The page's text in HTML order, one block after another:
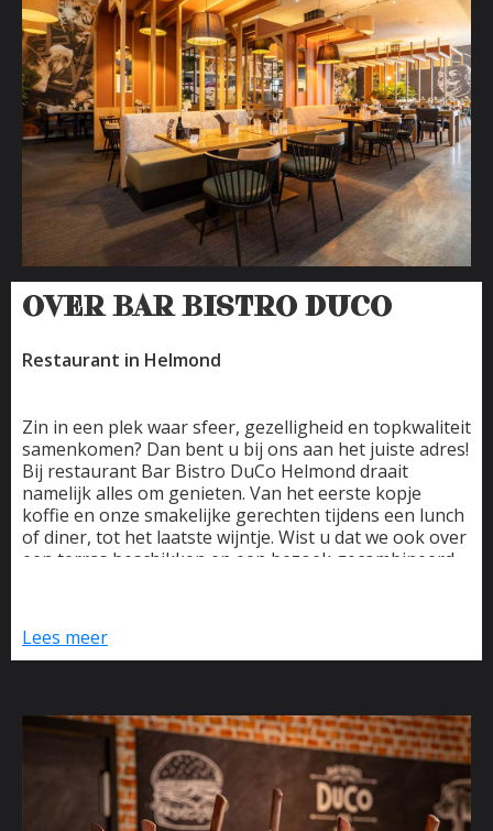
OVER BAR BISTRO DUCO
Restaurant in Helmond
Zin in een plek waar sfeer, gezelligheid en topkwaliteit
samenkomen? Dan bent u bij ons aan het juiste adres!
Bij restaurant Bar Bistro DuCo Helmond draait
namelijk alles om genieten. Van het eerste kopje
koffie en onze smakelijke gerechten tijdens een lunch
of diner, tot het laatste wijntje. Wist u dat we ook over
een terras beschikken en een bezoek gecombineerd
Wij zijn alle dagen van de week geopend. Neem gerust
plaats en laat u verleiden door al het lekkers op onze
elk gerecht een extra smaakdimensie die u zeker zult
waarderen. Liever verrast worden? Onze chef-kok
stelt met plezier de beste combinaties voor u samen.
Bij Bar Bistro DuCo Helmond kan het allemaal. Elke
dag, op elk moment!
Lees meer